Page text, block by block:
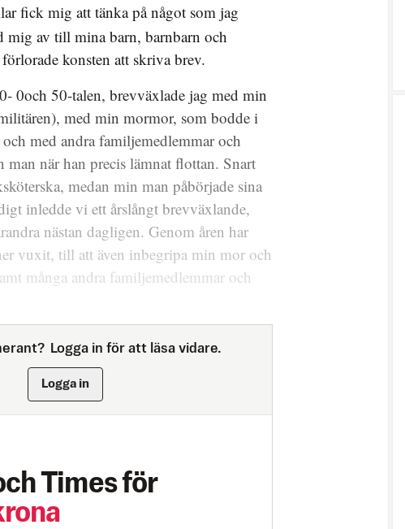
fick mig att tänka på något som jag
mig av till mina barn, barnbarn och
konsten att skriva brev.
0och 50-talen, brevväxlade jag med min
med min mormor, som bodde i
med andra familjemedlemmar och
man när han precis lämnat flottan. Snart
medan min man påbörjade sina
inledde vi ett årslångt brevväxlande,
nästan dagligen. Genom åren har
vuxit, till att även inbegripa min mor och
många andra familjemedlemmar och
Logga in för att läsa vidare.
Logga in
Times för